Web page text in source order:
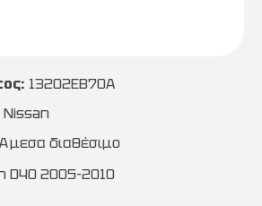
13202EB70A
Nissan
διαθέσιμο
D40 2005-2010